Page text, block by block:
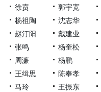
徐贲
郭宇宽
杨祖陶
沈志华
赵汀阳
戴建业
张鸣
杨奎松
周濂
杨鹏
王缉思
陈奉孝
马玲
王振东